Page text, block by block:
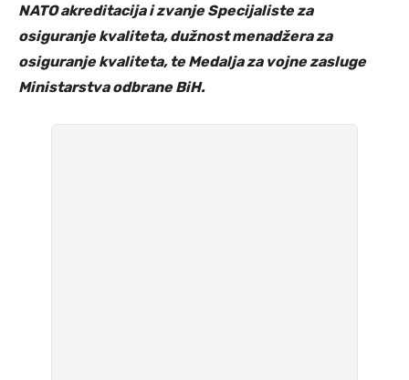
NATO akreditacija i zvanje Specijaliste za
osiguranje kvaliteta, dužnost menadžera za
osiguranje kvaliteta, te Medalja za vojne zasluge
Ministarstva odbrane BiH.